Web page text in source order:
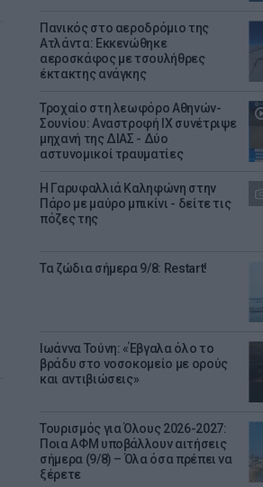
Πανικός στο αεροδρόμιο της
Ατλάντα: Εκκενώθηκε
αεροσκάφος με τσουλήθρες
έκτακτης ανάγκης
Τροχαίο στη λεωφόρο Αθηνών-
Σουνίου: Αναστροφή ΙΧ συνέτριψε
μηχανή της ΔΙΑΣ - Δύο
αστυνομικοί τραυματίες
Η Γαρυφαλλιά Καληφώνη στην
Πάρο με μαύρο μπικίνι - δείτε τις
πόζες της
Τα ζώδια σήμερα 9/8: Restart!
Ιωάννα Τούνη: «Έβγαλα όλο το
βράδυ στο νοσοκομείο με ορούς
και αντιβιώσεις»
Τουρισμός για Όλους 2026-2027:
Ποια ΑΦΜ υποβάλλουν αιτήσεις
σήμερα (9/8) – Όλα όσα πρέπει να
ξέρετε